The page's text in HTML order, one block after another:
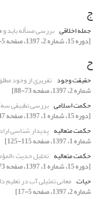
ج
جمله اخلاقی بررسی مسأله باید
[دوره 15، شماره 2، 1397، صفحه 5-24]
ح
حقیقت وجود تقریری از وجود
شماره 2، 1397، صفحه 73-88]
حکمت اسلامی بررسی تطبیقی
[دوره 15، شماره 1، 1397، صفحه 47-71]
حکمت متعالیه پدیدار شناسی
شماره 1، 1397، صفحه 115-125]
حکمت متعالیه تحلیل حدیث
[دوره 15، شماره 1، 1397، صفحه 73-92]
حیات معانی تمثیلی آب در تعلیم
شماره 2، 1397، صفحه 5-17]